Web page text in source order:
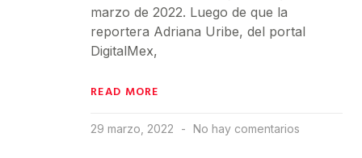
marzo de 2022. Luego de que la
reportera Adriana Uribe, del portal
DigitalMex,
READ MORE
29 marzo, 2022 No hay comentarios